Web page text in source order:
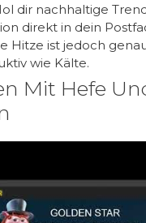
dir nachhaltige
direkt in dein
Hitze ist jedoch
wie Kälte.
Mit Hefe